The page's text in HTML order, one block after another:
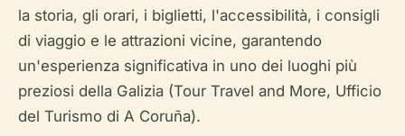
la storia, gli orari, i biglietti, l'accessibilità, i consigli
di viaggio e le attrazioni vicine, garantendo
un'esperienza significativa in uno dei luoghi più
preziosi della Galizia (Tour Travel and More, Ufficio
del Turismo di A Coruña).